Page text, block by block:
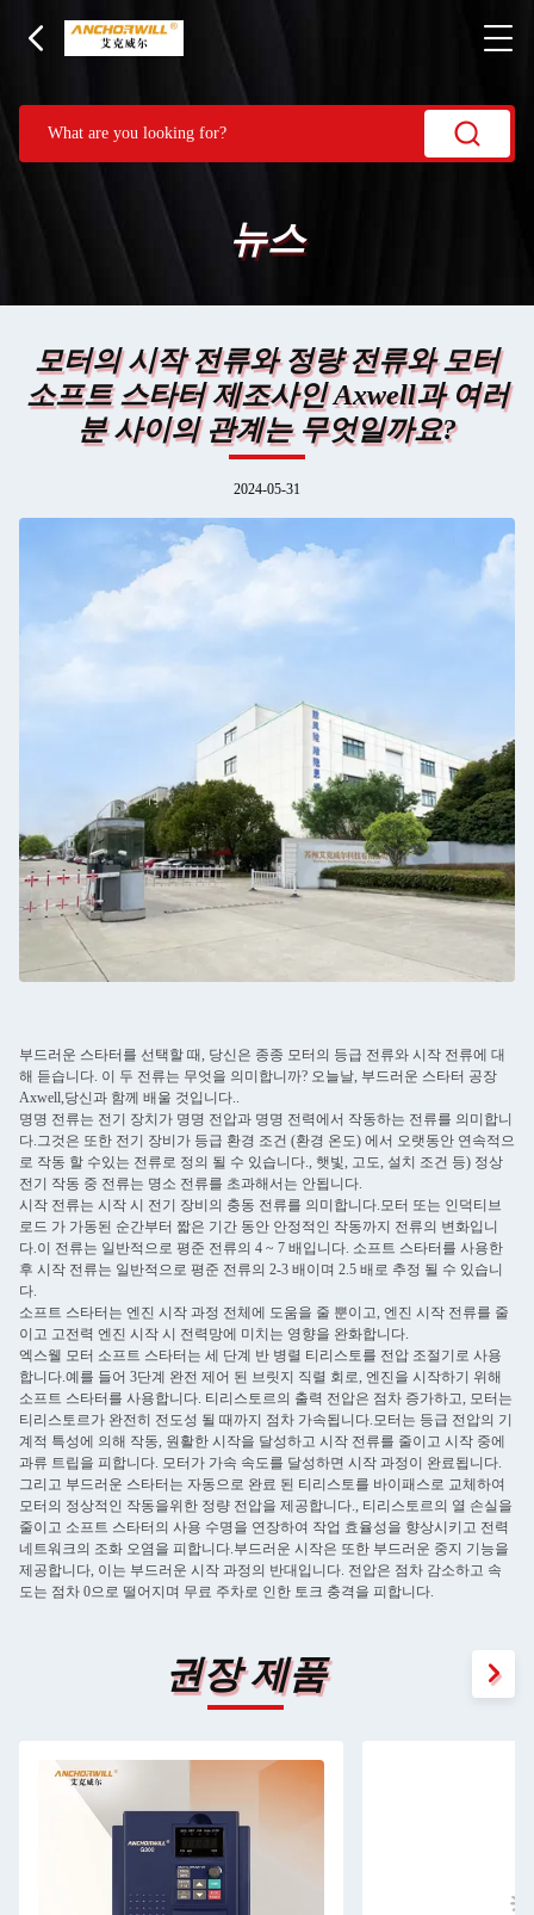
뉴스
모터의 시작 전류와 정량 전류와 모터
소프트 스타터 제조사인 Axwell과 여러
분 사이의 관계는 무엇일까요?
2024-05-31
부드러운 스타터를 선택할 때, 당신은 종종 모터의 등급 전류와 시작 전류에 대
해 듣습니다. 이 두 전류는 무엇을 의미합니까? 오늘날, 부드러운 스타터 공장
Axwell,당신과 함께 배울 것입니다..
명명 전류는 전기 장치가 명명 전압과 명명 전력에서 작동하는 전류를 의미합니
다.그것은 또한 전기 장비가 등급 환경 조건 (환경 온도) 에서 오랫동안 연속적으
로 작동 할 수있는 전류로 정의 될 수 있습니다., 햇빛, 고도, 설치 조건 등) 정상
전기 작동 중 전류는 명소 전류를 초과해서는 안됩니다.
시작 전류는 시작 시 전기 장비의 충동 전류를 의미합니다.모터 또는 인덕티브
로드 가 가동된 순간부터 짧은 기간 동안 안정적인 작동까지 전류의 변화입니
다.이 전류는 일반적으로 평준 전류의 4 ~ 7 배입니다. 소프트 스타터를 사용한
후 시작 전류는 일반적으로 평준 전류의 2-3 배이며 2.5 배로 추정 될 수 있습니
다.
소프트 스타터는 엔진 시작 과정 전체에 도움을 줄 뿐이고, 엔진 시작 전류를 줄
이고 고전력 엔진 시작 시 전력망에 미치는 영향을 완화합니다.
엑스웰 모터 소프트 스타터는 세 단계 반 병렬 티리스토를 전압 조절기로 사용
합니다.예를 들어 3단계 완전 제어 된 브릿지 직렬 회로, 엔진을 시작하기 위해
소프트 스타터를 사용합니다. 티리스토르의 출력 전압은 점차 증가하고, 모터는
티리스토르가 완전히 전도성 될 때까지 점차 가속됩니다.모터는 등급 전압의 기
계적 특성에 의해 작동, 원활한 시작을 달성하고 시작 전류를 줄이고 시작 중에
과류 트립을 피합니다. 모터가 가속 속도를 달성하면 시작 과정이 완료됩니다.
그리고 부드러운 스타터는 자동으로 완료 된 티리스토를 바이패스로 교체하여
모터의 정상적인 작동을위한 정량 전압을 제공합니다., 티리스토르의 열 손실을
줄이고 소프트 스타터의 사용 수명을 연장하여 작업 효율성을 향상시키고 전력
네트워크의 조화 오염을 피합니다.부드러운 시작은 또한 부드러운 중지 기능을
제공합니다, 이는 부드러운 시작 과정의 반대입니다. 전압은 점차 감소하고 속
도는 점차 0으로 떨어지며 무료 주차로 인한 토크 충격을 피합니다.
권장 제품